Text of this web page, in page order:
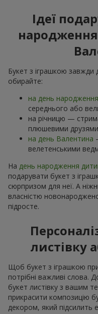
Ідеї
Букет з іграшкою
обирайте:
на день народження
середнього або
на річницю —
плюшевими
на день Валентина
велетенськими
На день народження
подарувати букет з
сюрпризом для неї. А
власністю
підросте.
листівку
Щоб букет з іграшкою
потрібні важливі слова.
букет листівку з вашим
прикрасити композицію
декором, який підсилить